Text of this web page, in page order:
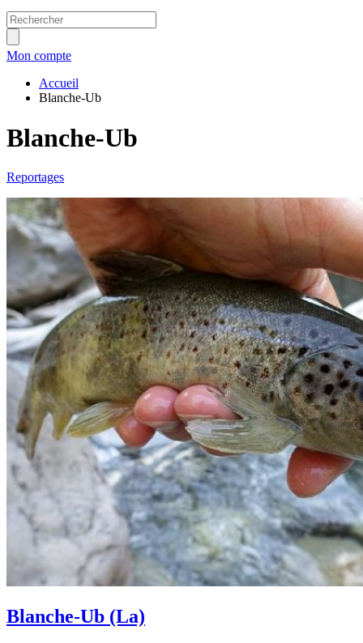
Mon compte
Accueil
Blanche-Ub
Blanche-Ub
Reportages
Blanche-Ub (La)